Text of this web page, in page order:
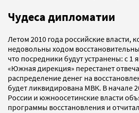
Чудеса дипломатии
Летом 2010 года российские власти,
недовольны ходом
что посредники будут устранены: с 1
«Южная дирекция» перестанет
распределение денег на
будет ликвидирована МВК. В начале
России и южноосетинские власти
программы восстановления и